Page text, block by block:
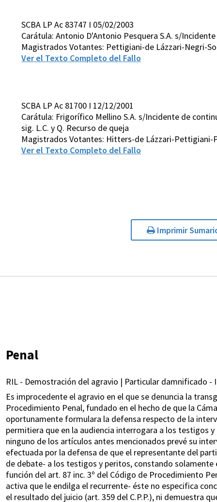
SCBA LP Ac 83747 I 05/02/2003
Carátula: Antonio D'Antonio Pesquera S.A. s/
Magistrados Votantes: Pettigiani-de Lázzari-Negri-
Ver el Texto Completo del Fallo
SCBA LP Ac 81700 I 12/12/2001
Carátula: Frigorífico Mellino S.A. s/Incidente de
sig. L.C. y Q. Recurso de queja
Magistrados Votantes: Hitters-de Lázzari-Pettigiani-
Ver el Texto Completo del Fallo
Imprimir
Penal
RIL - Demostración del agravio | Particular damnificado -
Es improcedente el agravio en el que se denuncia la
Procedimiento Penal, fundado en el hecho de que la
oportunamente formulara la defensa respecto de la
permitiera que en la audiencia interrogara a los testigos
ninguno de los artículos antes mencionados prevé su
efectuada por la defensa de que el representante del
de debate- a los testigos y peritos, constando
función del art. 87 inc. 3º del Código de Procedimiento
activa que le endilga el recurrente- éste no especifica
el resultado del juicio (art. 359 del C.P.P.), ni demuestra